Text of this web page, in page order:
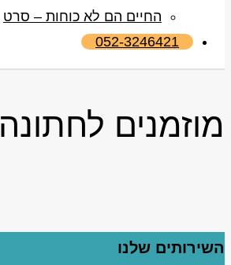
החיים הם לא כוחות – סרט
052-3246421
מוזמנים לחתונה
השירותים שלנו